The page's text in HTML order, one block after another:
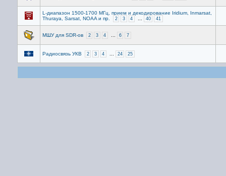
L-диапазон 1500-1700 МГц, прием и декодирование Iridium, Inmarsat,
Thuraya, Sarsat, NOAA и пр.
2 3 4 40 41
МШУ для SDR-ов 2 3 4 6 7
Радиосвязь УКВ 2 3 4 24 25